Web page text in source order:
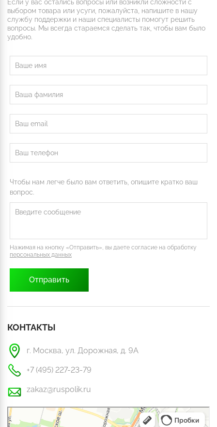
Если у вас остались вопросы или возникли сложности с
выбором товара или усуги, пожалуйста, напишите в нашу
службу поддержки и наши специалисты помогут решить
вопросы. Мы всегда стараемся сделать так, чтобы вам было
удобно.
Чтобы нам легче было вам ответить, опишите кратко ваш
вопрос.
Нажимая на кнопку «Отправить», вы даете согласие на обработку
персональных данных
КОНТАКТЫ
г. Москва, ул. Дорожная, д. 9А
+7 (495) 227-23-79
zakaz@ruspolik.ru
РусПолик
Оргстекло, поликарбонат в Москве
Строительные и отделочные работы в Москве